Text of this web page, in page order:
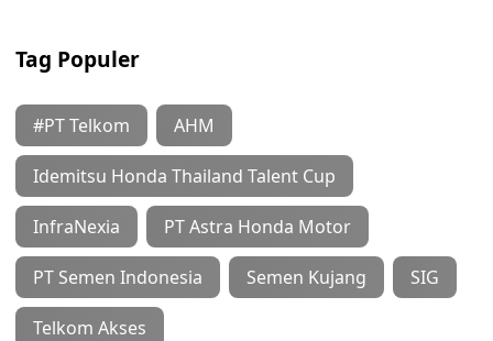
Tag Populer
#PT Telkom AHM
Idemitsu Honda Thailand Talent Cup
InfraNexia PT Astra Honda Motor
PT Semen Indonesia Semen Kujang SIG
Telkom Akses